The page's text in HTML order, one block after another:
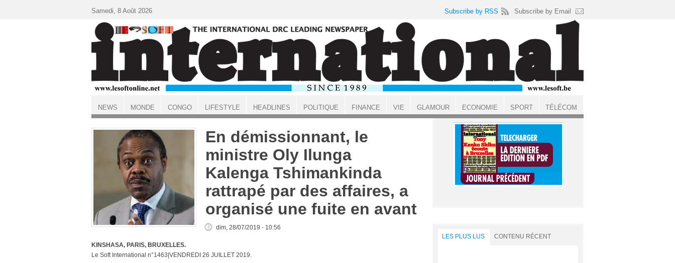
ACCUEIL
En démissionnant, le
ministre Oly Ilunga
Kalenga Tshimankinda
rattrapé par des affaires, a
organisé une fuite en avant
dim, 28/07/2019 - 10:56
KINSHASA, PARIS, BRUXELLES.
Le Soft International n°1463|VENDREDI 26 JUILLET 2019.
LES PLUS LUS CONTENU RÉCENT
Samedi, 8 Août 2026 Subscribe by RSS Subscribe by Email
NEWS MONDE CONGO LIFESTYLE HEADLINES POLITIQUE FINANCE VIE GLAMOUR ECONOMIE SPORT TÉLÉCOM